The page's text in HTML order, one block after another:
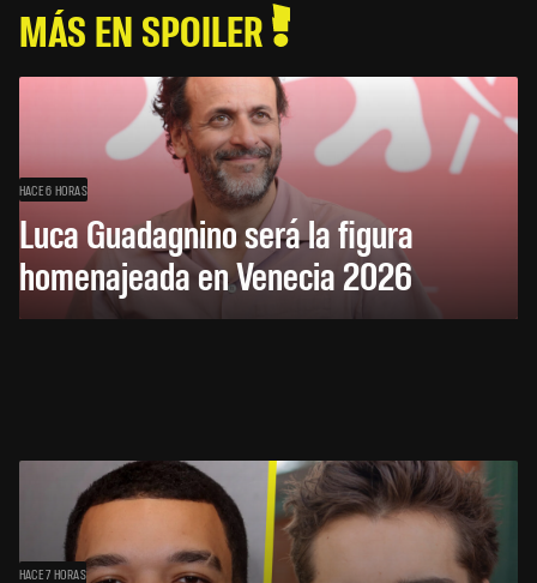
MÁS EN SPOILER
HACE 6 HORAS
Luca Guadagnino será la figura
homenajeada en Venecia 2026
HACE 7 HORAS